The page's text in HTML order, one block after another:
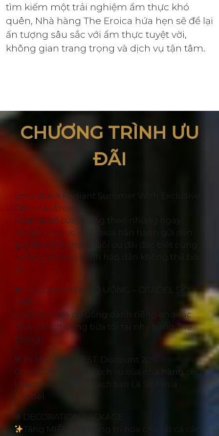
tìm kiếm một trải nghiệm ẩm thực khó
quên, Nhà hàng The Eroica hứa hẹn sẽ để lại
ấn tượng sâu sắc với ẩm thực tuyệt vời,
không gian trang trọng và dịch vụ tận tâm.
CHƯƠNG TRÌNH ƯU
ĐÃI
Embrace A Radiant Summer With Exclusive
Offers At Eroica
Mùa hạ gõ cửa, mang theo những ngày
nắng vàng rực rỡ. Eroica hân hạnh gửi đến
quý khách hàng chuỗi ưu đãi đặc biệt cùng
những chương trình hấp dẫn không thể bỏ
lỡ:
❊ DISCOUNT 15% ĐỒ UỐNG – CITADEL SKY
BAR
Giảm giá 15% đồ uống dành riêng cho các
thực khách dùng bữa tối tại nhà hàng The
Eroica
❊ IN-HOUSE GUEST: Discount 20%
Giảm 20% toàn bộ dịch vụ của nhà hàng cho
khách lưu trú tại khách sạn La Sinfonía
Citadel.
❊ DECORATION PACKAGE
Tặng MIỄN PHÍ trang trí hoa cho tất cả các